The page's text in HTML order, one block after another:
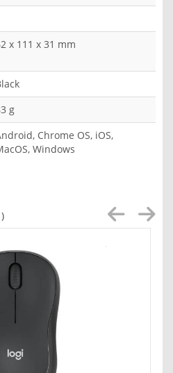
x 111 x 31 mm
g
Chrome OS, iOS,
Windows